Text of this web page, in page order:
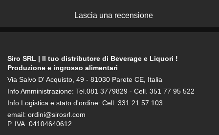
Lascia una recensione
Siro SRL | Il tuo distributore di Beverage e Liquori !
Produzione e ingrosso alimentari
Via Salvo D' Acquisto, 49 - 81030 Parete CE, Italia
Info Amministrazione: Tel.081 3779829 - Cell. 351 77 95 522
Info Logistica e stato d'ordine: Cell. 331 21 57 103
email: ordini@sirosrl.com
P. IVA: 04104640612